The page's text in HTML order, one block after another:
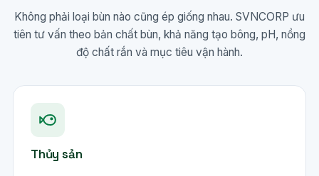
Không phải loại bùn nào cũng ép giống nhau. SVNCORP ưu
tiên tư vấn theo bản chất bùn, khả năng tạo bông, pH, nồng
độ chất rắn và mục tiêu vận hành.
Thủy sản